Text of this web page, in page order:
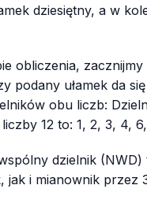
dziesiętny, a w
obliczenia, zacznijmy
podany ułamek da
obu liczb:
12 to: 1, 2, 3, 4,
dzielnik (NWD)
jak i mianownik przez